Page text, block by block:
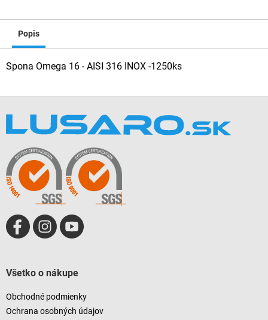
Popis
Spona Omega 16 - AISI 316 INOX -1250ks
Všetko o nákupe
Obchodné podmienky
Ochrana osobných údajov